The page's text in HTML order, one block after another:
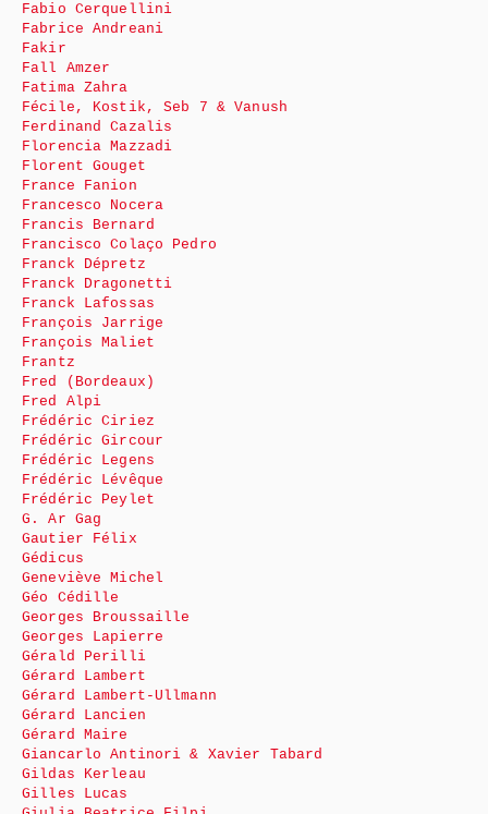
Fabio Cerquellini
Fabrice Andreani
Fakir
Fall Amzer
Fatima Zahra
Fécile, Kostik, Seb 7 & Vanush
Ferdinand Cazalis
Florencia Mazzadi
Florent Gouget
France Fanion
Francesco Nocera
Francis Bernard
Francisco Colaço Pedro
Franck Dépretz
Franck Dragonetti
Franck Lafossas
François Jarrige
François Maliet
Frantz
Fred (Bordeaux)
Fred Alpi
Frédéric Ciriez
Frédéric Gircour
Frédéric Legens
Frédéric Lévêque
Frédéric Peylet
G. Ar Gag
Gautier Félix
Gédicus
Geneviève Michel
Géo Cédille
Georges Broussaille
Georges Lapierre
Gérald Perilli
Gérard Lambert
Gérard Lambert-Ullmann
Gérard Lancien
Gérard Maire
Giancarlo Antinori & Xavier Tabard
Gildas Kerleau
Gilles Lucas